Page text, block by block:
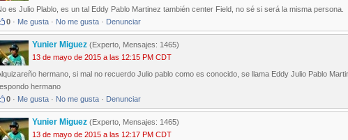
es Julio Plablo, es un tal Eddy Pablo Martinez también center Field, no sé si será la misma persona.
0 · Me gusta · No me gusta · Denunciar
Yunier Miguez (Experto, Mensajes: 1465)
13 de mayo de 2015 a las 12:15 PM CDT
hermano, si mal no recuerdo Julio pablo como es conocido, se llama Eddy Julio Pablo
hermano
0 · Me gusta · No me gusta · Denunciar
Yunier Miguez (Experto, Mensajes: 1465)
13 de mayo de 2015 a las 12:17 PM CDT